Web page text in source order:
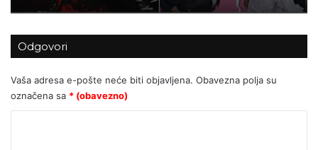
Odgovori
Vaša adresa e-pošte neće biti objavljena. Obavezna polja su
označena sa * (obavezno)